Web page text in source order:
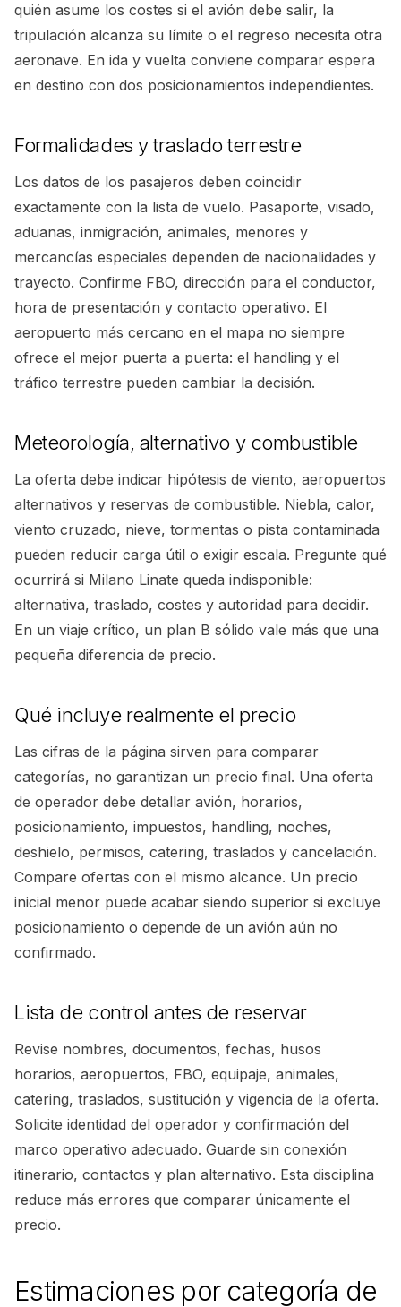
quién asume los costes si el avión debe salir, la
tripulación alcanza su límite o el regreso necesita otra
aeronave. En ida y vuelta conviene comparar espera
en destino con dos posicionamientos independientes.
Formalidades y traslado terrestre
Los datos de los pasajeros deben coincidir
exactamente con la lista de vuelo. Pasaporte, visado,
aduanas, inmigración, animales, menores y
mercancías especiales dependen de nacionalidades y
trayecto. Confirme FBO, dirección para el conductor,
hora de presentación y contacto operativo. El
aeropuerto más cercano en el mapa no siempre
ofrece el mejor puerta a puerta: el handling y el
tráfico terrestre pueden cambiar la decisión.
Meteorología, alternativo y combustible
La oferta debe indicar hipótesis de viento, aeropuertos
alternativos y reservas de combustible. Niebla, calor,
viento cruzado, nieve, tormentas o pista contaminada
pueden reducir carga útil o exigir escala. Pregunte qué
ocurrirá si Milano Linate queda indisponible:
alternativa, traslado, costes y autoridad para decidir.
En un viaje crítico, un plan B sólido vale más que una
pequeña diferencia de precio.
Qué incluye realmente el precio
Las cifras de la página sirven para comparar
categorías, no garantizan un precio final. Una oferta
de operador debe detallar avión, horarios,
posicionamiento, impuestos, handling, noches,
deshielo, permisos, catering, traslados y cancelación.
Compare ofertas con el mismo alcance. Un precio
inicial menor puede acabar siendo superior si excluye
posicionamiento o depende de un avión aún no
confirmado.
Lista de control antes de reservar
Revise nombres, documentos, fechas, husos
horarios, aeropuertos, FBO, equipaje, animales,
catering, traslados, sustitución y vigencia de la oferta.
Solicite identidad del operador y confirmación del
marco operativo adecuado. Guarde sin conexión
itinerario, contactos y plan alternativo. Esta disciplina
reduce más errores que comparar únicamente el
precio.
Estimaciones por categoría de